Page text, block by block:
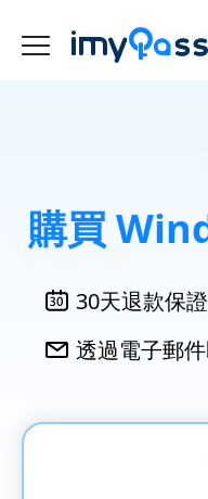
購買
30天退款保證
透過電子郵